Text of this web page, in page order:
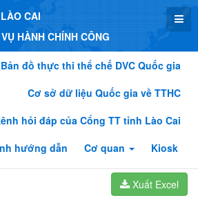
CAI
HÀNH CHÍNH CÔNG
Bản đồ thực thi thể chế DVC Quốc gia
Cơ sở dữ liệu Quốc gia về TTHC
hỏi đáp của Cổng TT tỉnh Lào Cai
hướng dẫn
Cơ quan Kiosk
Xuất Excel